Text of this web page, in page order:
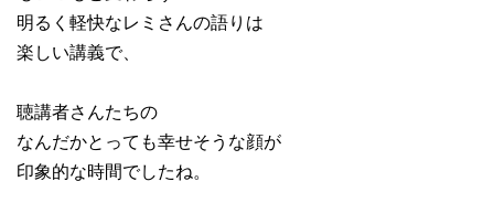
明るく軽快なレミさんの語りは
楽しい講義で、
聴講者さんたちの
なんだかとっても幸せそうな顔が
印象的な時間でしたね。